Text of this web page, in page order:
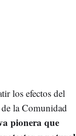
los efectos del
la Comunidad
pionera que